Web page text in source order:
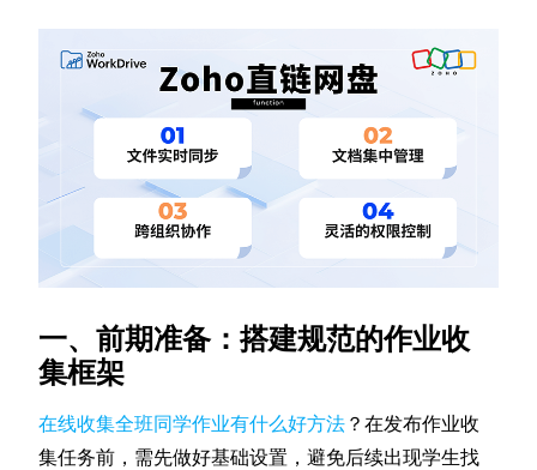
一、前期准备：搭建规范的作业收
集框架
在线收集全班同学作业有什么好方法 ？在发布作业收
集任务前，需先做好基础设置，避免后续出现学生找